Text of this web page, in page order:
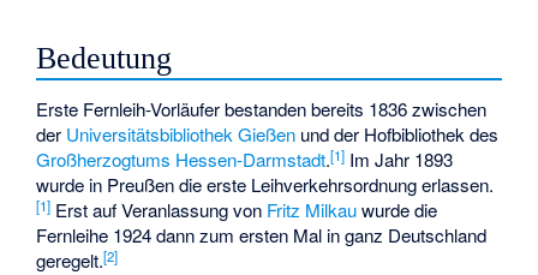
Bedeutung
Erste Fernleih-Vorläufer bestanden bereits 1836 zwischen
der Universitätsbibliothek Gießen und der Hofbibliothek des
Großherzogtums Hessen-Darmstadt.[1] Im Jahr 1893
wurde in Preußen die erste Leihverkehrsordnung erlassen.
[1] Erst auf Veranlassung von Fritz Milkauwurde die
Fernleihe 1924 dann zum ersten Mal in ganz Deutschland
geregelt.[2]